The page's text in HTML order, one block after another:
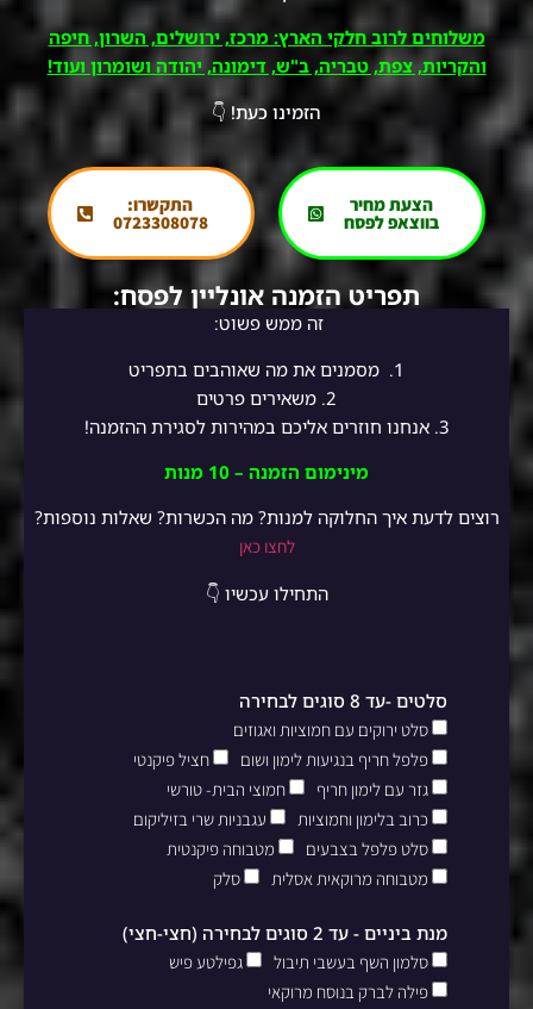
משלוחים לרוב חלקי הארץ: מרכז, ירושלים, השרון, חיפה
והקריות, צפת, טבריה, ב"ש, דימונה, יהודה ושומרון ועוד!
הזמינו כעת! 👇
הצעת מחיר
בווצאפ לפסח
התקשרו:
0723308078
תפריט הזמנה אונליין לפסח:
זה ממש פשוט:
1.
מסמנים את מה שאוהבים בתפריט
2. משאירים פרטים
3. אנחנו חוזרים אליכם במהירות לסגירת ההזמנה!
מינימום הזמנה – 10 מנות
רוצים לדעת איך החלוקה למנות? מה הכשרות? שאלות נוספות?
לחצו כאן
התחילו עכשיו 👇
סלטים -עד 8 סוגים לבחירה
סלט ירוקים עם חמוציות ואגוזים
פלפל חריף בנגיעות לימון ושום
חציל פיקנטי
גזר עם לימון חריף
חמוצי הבית- טורשי
כרוב בלימון וחמוציות
עגבניות שרי בזיליקום
סלט פלפל בצבעים
מטבוחה פיקנטית
מטבוחה מרוקאית אסלית
סלק
מנת ביניים - עד 2 סוגים לבחירה (חצי-חצי)
סלמון השף בעשבי תיבול
גפילטע פיש
פילה לברק בנוסח מרוקאי